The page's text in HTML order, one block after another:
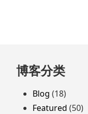
跳
至
页
脚
博客分类
Blog (18)
Featured (50)